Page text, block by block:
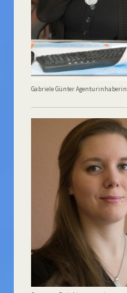
Gabriele Günter Agenturinhaberin.